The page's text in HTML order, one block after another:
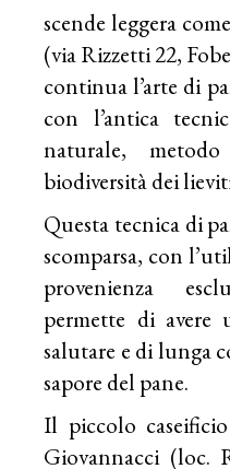
scende leggera
(via Rizzetti 22,
continua l’arte di
con l’antica
naturale,
biodiversità dei
Questa tecnica di
scomparsa, con
provenienza
permette di avere
salutare e di lunga
sapore del pane.
Il piccolo caseificio
Giovannacci (loc.